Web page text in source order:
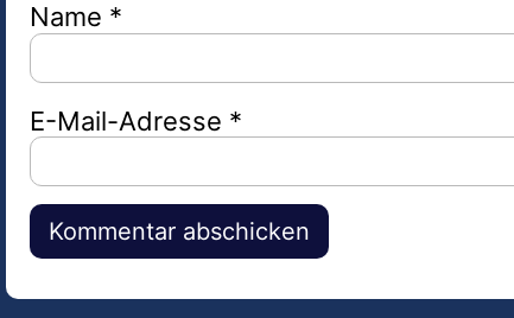
Name *
E-Mail-Adresse *
Alternative: